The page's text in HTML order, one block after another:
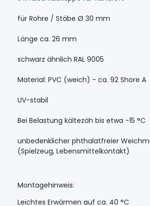
für Rohre / Stäbe Ø 30 mm
Länge ca. 26 mm
schwarz ähnlich RAL 9005
Material: PVC (weich) - ca. 92 Shore A
UV-stabil
Bei Belastung kältezäh bis etwa -15 °C
unbedenklicher phthalatfreier
(Spielzeug, Lebensmittelkontakt)
Montagehinweis:
Leichtes Erwärmen auf ca. 40 °C